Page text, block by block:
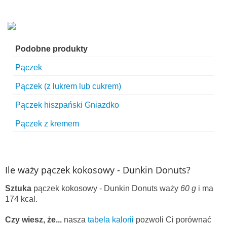
Podobne produkty
Pączek
Pączek (z lukrem lub cukrem)
Pączek hiszpański Gniazdko
Pączek z kremem
Ile waży pączek kokosowy - Dunkin Donuts?
Sztuka pączek kokosowy - Dunkin Donuts waży 60 g i ma
174 kcal.
Czy wiesz, że... nasza tabela kalorii pozwoli Ci porównać